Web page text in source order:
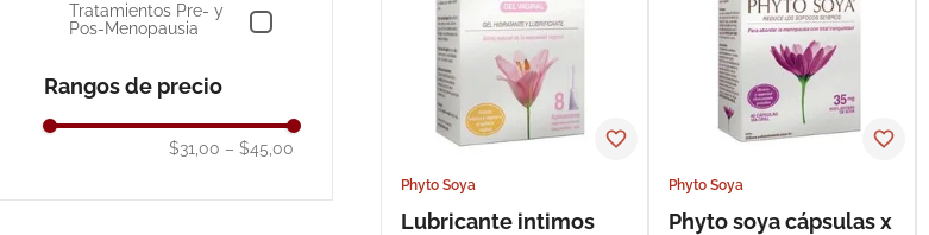
Tratamientos Pre- y
Pos-Menopausia
Rangos de precio
$31,00 – $45,00
Phyto Soya
Lubricante intimos
Phyto Soya
Phyto soya cápsulas x
9. megacistin
10 pañales